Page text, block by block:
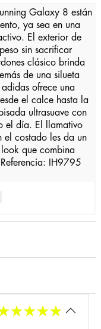
Galaxy 8 están
ya sea en una
El exterior de
sin sacrificar
clásico brinda
de una silueta
ofrece una
el calce hasta la
ultrasuave con
el día. El llamativo
el costado les da un
que combina
IH9795